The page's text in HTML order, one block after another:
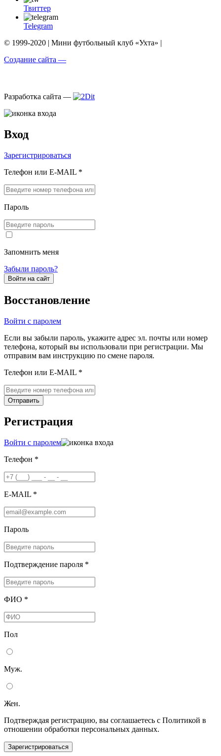
Твиттер
Telegram
© 1999-2020 | Мини футбольный клуб «Ухта» |
Создание сайта —
Разработка сайта —
Вход
Зарегистрироваться
Телефон или E-MAIL *
Пароль
Запомнить меня
Забыли пароль?
Войти на сайт
Восстановление
Войти с паролем
Если вы забыли пароль, укажите адрес эл. почты или номер
телефона, который вы использовали при регистрации. Мы
отправим вам инструкцию по смене пароля.
Телефон или E-MAIL *
Отправить
Регистрация
Войти с паролем
Телефон *
E-MAIL *
Пароль
Подтверждение пароля *
ФИО *
Пол
Муж.
Жен.
Подтверждая регистрацию, вы соглашаетесь с Политикой в
отношении обработки персональных данных.
Зарегистрироваться